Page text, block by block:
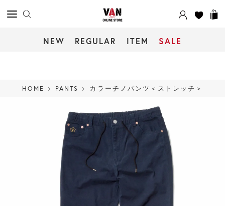
NEW REGULAR ITEM SALE
HOME PANTS カラーチノパンツ＜ストレッチ＞